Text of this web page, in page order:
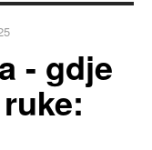
- gdje